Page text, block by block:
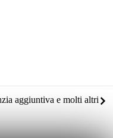
aggiuntiva e molti altri